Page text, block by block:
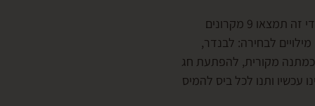
מתיקות חורפית שלא תרצו לפספס! במארז ייחודי זה תמצאו 9 מקרונים
לבחירה: לבנדר,
כמתנה מקורית, להפתעת חג
עכשיו ותנו לכל ביס להמיס